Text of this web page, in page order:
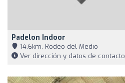
Padelon Indoor
14,6km, Rodeo del Medio
Ver dirección y datos de contacto